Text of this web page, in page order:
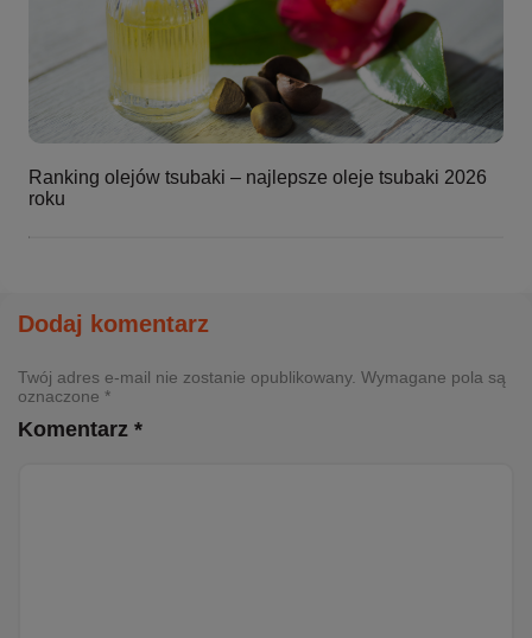
Ranking olejów tsubaki – najlepsze oleje tsubaki 2026
roku
Dodaj komentarz
Twój adres e-mail nie zostanie opublikowany. Wymagane pola są
oznaczone *
Komentarz *